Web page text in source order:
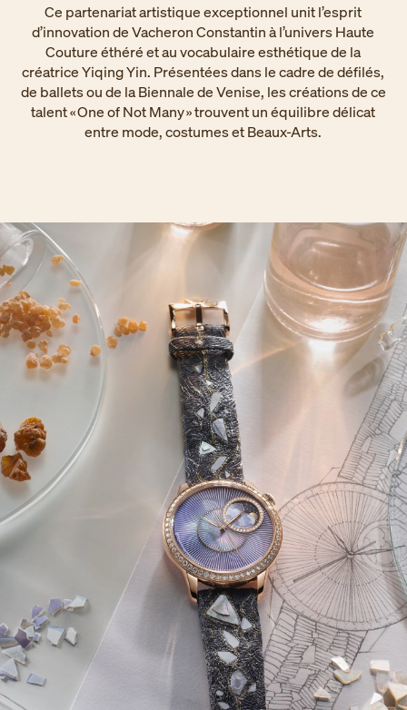
Ce partenariat artistique exceptionnel unit l’esprit
d’innovation de Vacheron Constantin à l’univers Haute
Couture éthéré et au vocabulaire esthétique de la
créatrice Yiqing Yin. Présentées dans le cadre de défilés,
de ballets ou de la Biennale de Venise, les créations de ce
talent « One of Not Many » trouvent un équilibre délicat
entre mode, costumes et Beaux-Arts.